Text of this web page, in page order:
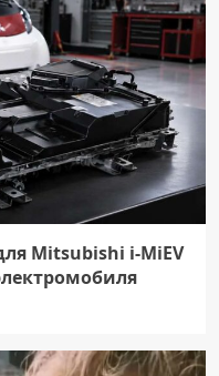
Mitsubishi i-MiEV